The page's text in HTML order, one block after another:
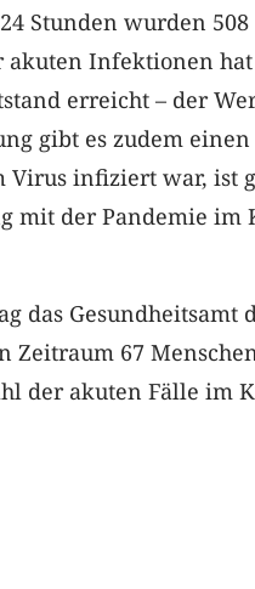
Stunden wurden 508
Infektionen
erreicht – der
gibt es zudem
Virus infiziert war, ist
mit der Pandemie im
das Gesundheitsamt
Zeitraum 67
der akuten Fälle im